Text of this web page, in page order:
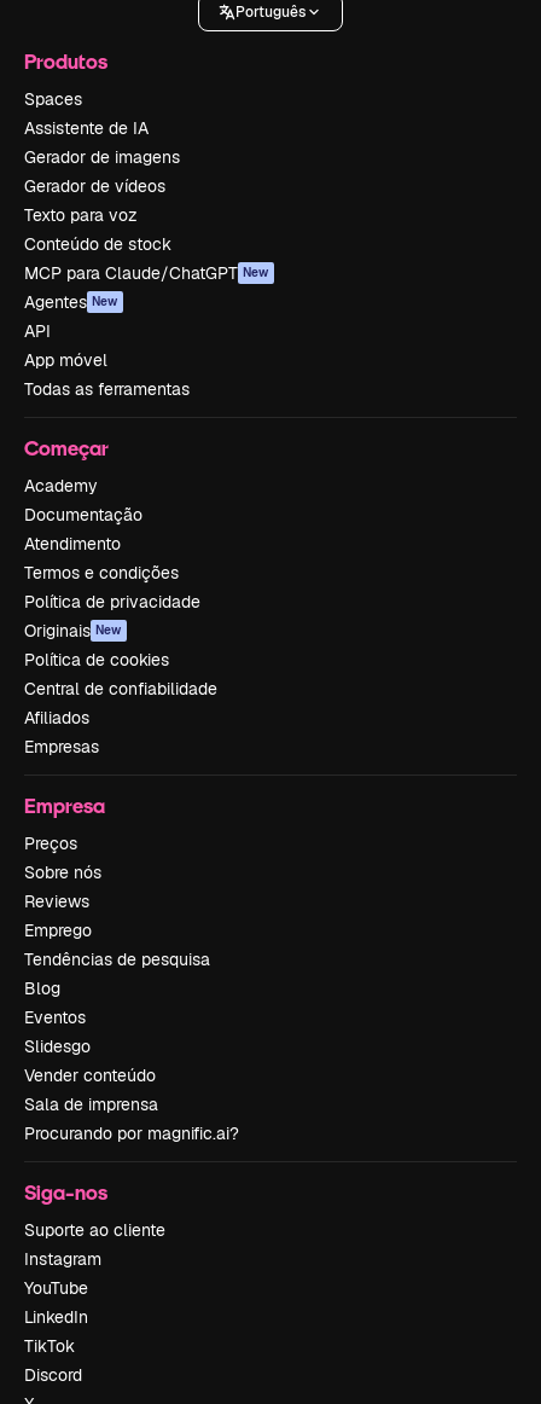
Português
Produtos
Spaces
Assistente de IA
Gerador de imagens
Gerador de vídeos
Texto para voz
Conteúdo de stock
MCP para Claude/ChatGPT New
Agentes New
API
App móvel
Todas as ferramentas
Começar
Academy
Documentação
Atendimento
Termos e condições
Política de privacidade
Originais New
Política de cookies
Central de confiabilidade
Afiliados
Empresas
Empresa
Preços
Sobre nós
Reviews
Emprego
Tendências de pesquisa
Blog
Eventos
Slidesgo
Vender conteúdo
Sala de imprensa
Procurando por magnific.ai?
Siga-nos
Suporte ao cliente
Instagram
YouTube
LinkedIn
TikTok
Discord